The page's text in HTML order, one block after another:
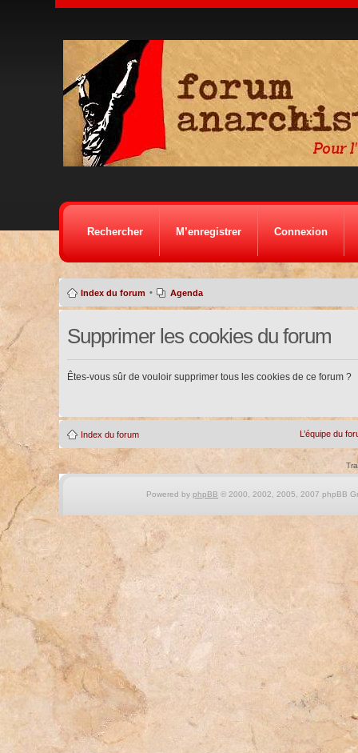
Rechercher M’enregistrer Connexion
Index du forum • Agenda
Supprimer les cookies du forum
Êtes-vous sûr de vouloir supprimer tous les cookies de ce forum ?
Index du forum L’équipe du
Powered by phpBB © 2000, 2002, 2005, 2007 phpBB